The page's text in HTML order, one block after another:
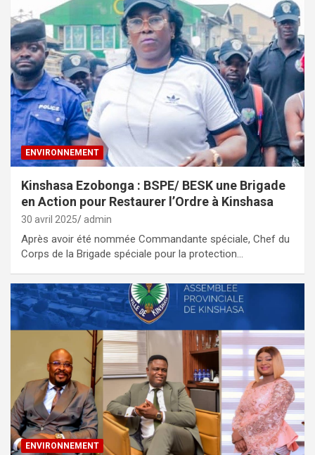
ENVIRONNEMENT
Kinshasa Ezobonga : BSPE/ BESK une Brigade
en Action pour Restaurer l’Ordre à Kinshasa
30 avril 2025 admin
Après avoir été nommée Commandante spéciale, Chef du
Corps de la Brigade spéciale pour la protection…
ENVIRONNEMENT